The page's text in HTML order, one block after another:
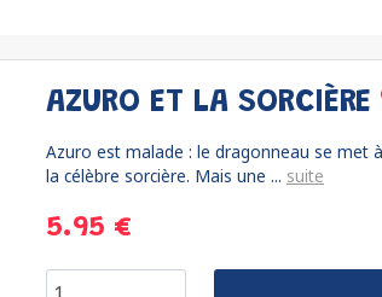
AZURO ET LA SORCIÈRE
Azuro est malade : le dragonneau se met
la célèbre sorcière. Mais une ... suite
5.95 €